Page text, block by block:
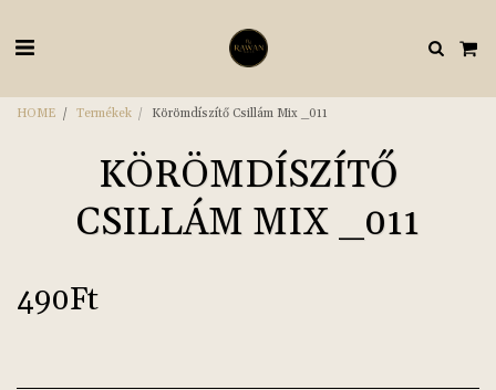
HOME Termékek Körömdíszítő Csillám Mix _011
KÖRÖMDÍSZÍTŐ
CSILLÁM MIX _011
490Ft